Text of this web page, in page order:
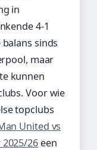
in
4-1
sinds
maar
kunnen
Voor wie
topclubs
United vs
26 een